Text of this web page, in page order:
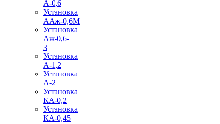
А-0,6
Установка
ААж-0,6М
Установка
Аж-0,6-
3
Установка
А-1,2
Установка
А-2
Установка
КА-0,2
Установка
КА-0,45